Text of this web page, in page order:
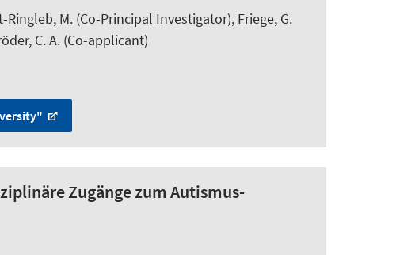
Ringleb, M. (Co-Principal Investigator), Friege, G.
C. A. (Co-applicant)
Zugänge zum Autismus-